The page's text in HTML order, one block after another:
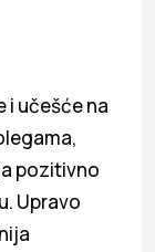
i učešće na
pozitivno
Upravo